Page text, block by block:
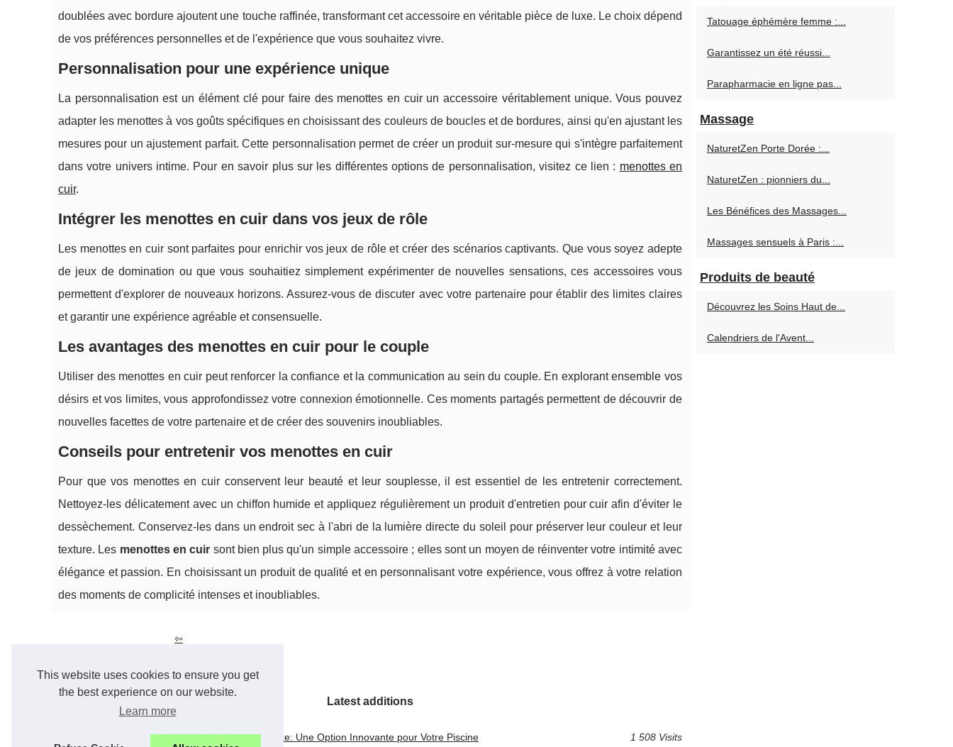
This website uses cookies to ensure you get
the best experience on our website.
Learn more
doublées avec bordure ajoutent une touche raffinée, transformant cet accessoire en véritable pièce de luxe. Le choix dépend
de vos préférences personnelles et de l'expérience que vous souhaitez vivre.
Personnalisation pour une expérience unique
La personnalisation est un élément clé pour faire des menottes en cuir un accessoire véritablement unique. Vous pouvez
adapter les menottes à vos goûts spécifiques en choisissant des couleurs de boucles et de bordures, ainsi qu'en ajustant les
mesures pour un ajustement parfait. Cette personnalisation permet de créer un produit sur-mesure qui s'intègre parfaitement
dans votre univers intime. Pour en savoir plus sur les différentes options de personnalisation, visitez ce lien : menottes en
cuir.
Intégrer les menottes en cuir dans vos jeux de rôle
Les menottes en cuir sont parfaites pour enrichir vos jeux de rôle et créer des scénarios captivants. Que vous soyez adepte
de jeux de domination ou que vous souhaitiez simplement expérimenter de nouvelles sensations, ces accessoires vous
permettent d'explorer de nouveaux horizons. Assurez-vous de discuter avec votre partenaire pour établir des limites claires
et garantir une expérience agréable et consensuelle.
Les avantages des menottes en cuir pour le couple
Utiliser des menottes en cuir peut renforcer la confiance et la communication au sein du couple. En explorant ensemble vos
désirs et vos limites, vous approfondissez votre connexion émotionnelle. Ces moments partagés permettent de découvrir de
nouvelles facettes de votre partenaire et de créer des souvenirs inoubliables.
Conseils pour entretenir vos menottes en cuir
Pour que vos menottes en cuir conservent leur beauté et leur souplesse, il est essentiel de les entretenir correctement.
Nettoyez-les délicatement avec un chiffon humide et appliquez régulièrement un produit d'entretien pour cuir afin d'éviter le
dessèchement. Conservez-les dans un endroit sec à l'abri de la lumière directe du soleil pour préserver leur couleur et leur
texture. Les menottes en cuir sont bien plus qu'un simple accessoire ; elles sont un moyen de réinventer votre intimité avec
élégance et passion. En choisissant un produit de qualité et en personnalisant votre expérience, vous offrez à votre relation
des moments de complicité intenses et inoubliables.
Latest additions
Zoom sur les Filtres Chaussette: Une Option Innovante pour Votre Piscine 1 508 Visits
Tatouage éphémère femme :...
Garantissez un été réussi...
Parapharmacie en ligne pas...
Massage
NaturetZen Porte Dorée :...
NaturetZen : pionniers du...
Les Bénéfices des Massages...
Massages sensuels à Paris :...
Produits de beauté
Découvrez les Soins Haut de...
Calendriers de l'Avent...